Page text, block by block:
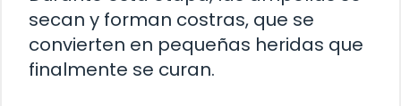
secan y forman costras, que se
convierten en pequeñas heridas que
finalmente se curan.